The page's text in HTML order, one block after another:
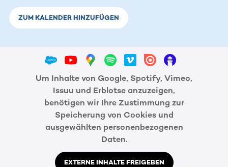
ZUM KALENDER HINZUFÜGEN
Um Inhalte von Google, Spotify, Vimeo,
Issuu und Erblotse anzuzeigen,
benötigen wir Ihre Zustimmung zur
Speicherung von Cookies und
ausgewählten personenbezogenen
Daten.
EXTERNE INHALTE FREIGEBEN